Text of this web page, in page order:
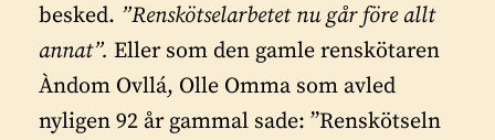
besked. ”Renskötselarbetet nu går före allt
annat”. Eller som den gamle renskötaren
Àndom Ovllá, Olle Omma som avled
nyligen 92 år gammal sade: ”Renskötseln